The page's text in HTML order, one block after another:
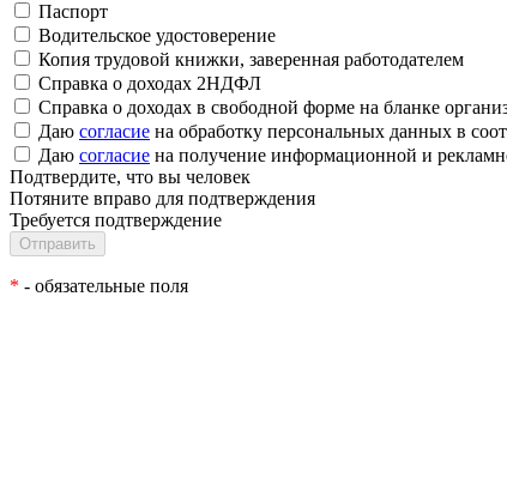
Паспорт
Водительское удостоверение
Копия трудовой книжки, заверенная работодателем
Справка о доходах 2НДФЛ
Справка о доходах в свободной форме на бланке
Даю согласие на обработку персональных данных в
Даю согласие на получение информационной и
Подтвердите, что вы человек
Потяните вправо для подтверждения
Требуется подтверждение
* - обязательные поля